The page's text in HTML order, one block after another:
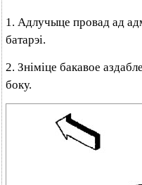
1. Адлучыце провад ад
батарэі.
2. Зніміце бакавое
боку.